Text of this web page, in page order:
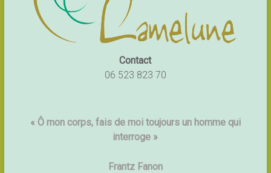
Contact
06 523 823 70
« Ô mon corps, fais de moi toujours un homme qui
interroge »
Frantz Fanon